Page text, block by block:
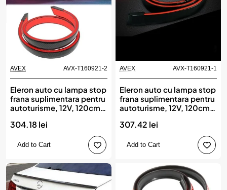
AVEX AVX-T160921-2
Eleron auto cu lampa stop
frana suplimentara pentru
autoturisme, 12V, 120cm,
304.18 lei
Add to Cart
AVEX AVX-T160921-1
Eleron auto cu lampa stop
frana suplimentara pentru
autoturisme, 12V, 120cm,
307.42 lei
Add to Cart